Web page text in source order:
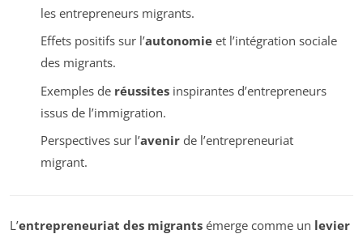
les entrepreneurs migrants.
Effets positifs sur l’autonomieet l’intégration sociale
des migrants.
Exemples de réussitesinspirantes d’entrepreneurs
issus de l’immigration.
Perspectives sur l’avenirde l’entrepreneuriat
migrant.
L’entrepreneuriat des migrants émerge comme un levier